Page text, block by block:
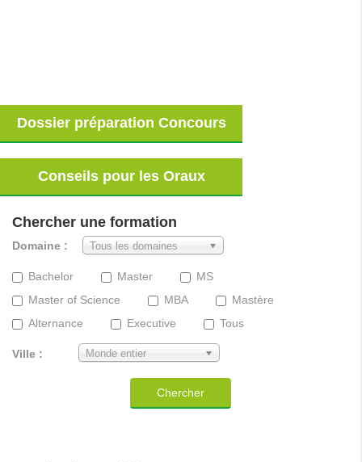
Dossier préparation Concours
Conseils pour les Oraux
Chercher une formation
Domaine : Tous les domaines
Bachelor Master
MS
Master of Science
MBA
Mastère
Alternance
Executive Tous
Ville : Monde entier
Chercher